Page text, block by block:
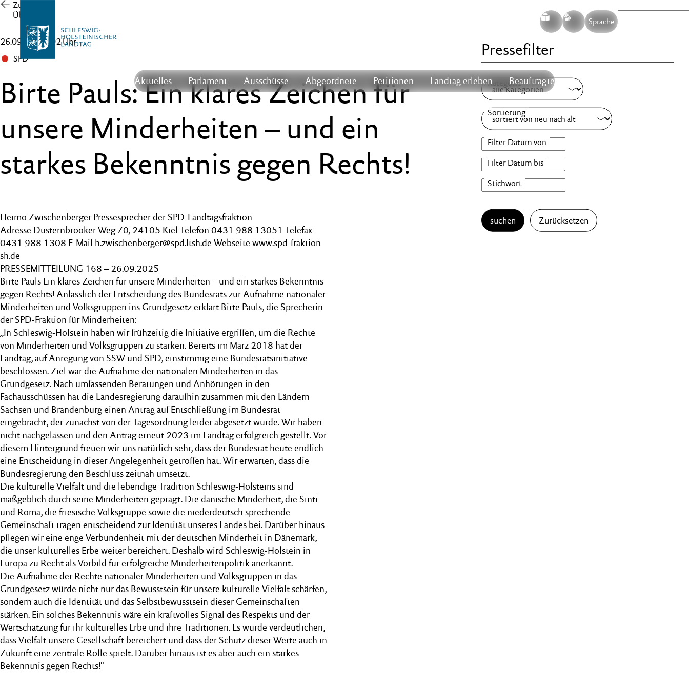
S G Sprache
Aktuelles Parlament Ausschüsse Abgeordnete Petitionen Landtag erleben Beauftragte
Zur
Übersicht
26.09.25 , 14:02 Uhr
SPD
Birte Pauls: Ein klares Zeichen für
unsere Minderheiten – und ein
starkes Bekenntnis gegen Rechts!
Heimo Zwischenberger Pressesprecher der SPD-Landtagsfraktion
Adresse Düsternbrooker Weg 70, 24105 Kiel Telefon 0431 988 13051 Telefax
0431 988 1308 E-Mail h.zwischenberger@spd.ltsh.de Webseite www.spd-fraktion-
sh.de
PRESSEMITTEILUNG 168 – 26.09.2025
Birte Pauls Ein klares Zeichen für unsere Minderheiten – und ein starkes Bekenntnis
gegen Rechts! Anlässlich der Entscheidung des Bundesrats zur Aufnahme nationaler
Minderheiten und Volksgruppen ins Grundgesetz erklärt Birte Pauls, die Sprecherin
der SPD-Fraktion für Minderheiten:
„In Schleswig-Holstein haben wir frühzeitig die Initiative ergriffen, um die Rechte
von Minderheiten und Volksgruppen zu stärken. Bereits im März 2018 hat der
Landtag, auf Anregung von SSW und SPD, einstimmig eine Bundesratsinitiative
beschlossen. Ziel war die Aufnahme der nationalen Minderheiten in das
Grundgesetz. Nach umfassenden Beratungen und Anhörungen in den
Fachausschüssen hat die Landesregierung daraufhin zusammen mit den Ländern
Sachsen und Brandenburg einen Antrag auf Entschließung im Bundesrat
eingebracht, der zunächst von der Tagesordnung leider abgesetzt wurde. Wir haben
nicht nachgelassen und den Antrag erneut 2023 im Landtag erfolgreich gestellt. Vor
diesem Hintergrund freuen wir uns natürlich sehr, dass der Bundesrat heute endlich
eine Entscheidung in dieser Angelegenheit getroffen hat. Wir erwarten, dass die
Bundesregierung den Beschluss zeitnah umsetzt.
Die kulturelle Vielfalt und die lebendige Tradition Schleswig-Holsteins sind
maßgeblich durch seine Minderheiten geprägt. Die dänische Minderheit, die Sinti
und Roma, die friesische Volksgruppe sowie die niederdeutsch sprechende
Gemeinschaft tragen entscheidend zur Identität unseres Landes bei. Darüber hinaus
pflegen wir eine enge Verbundenheit mit der deutschen Minderheit in Dänemark,
die unser kulturelles Erbe weiter bereichert. Deshalb wird Schleswig-Holstein in
Europa zu Recht als Vorbild für erfolgreiche Minderheitenpolitik anerkannt.
Die Aufnahme der Rechte nationaler Minderheiten und Volksgruppen in das
Grundgesetz würde nicht nur das Bewusstsein für unsere kulturelle Vielfalt schärfen,
sondern auch die Identität und das Selbstbewusstsein dieser Gemeinschaften
stärken. Ein solches Bekenntnis wäre ein kraftvolles Signal des Respekts und der
Wertschätzung für ihr kulturelles Erbe und ihre Traditionen. Es würde verdeutlichen,
dass Vielfalt unsere Gesellschaft bereichert und dass der Schutz dieser Werte auch in
Zukunft eine zentrale Rolle spielt. Darüber hinaus ist es aber auch ein starkes
Bekenntnis gegen Rechts!"
Pressefilter
suchen Zurücksetzen